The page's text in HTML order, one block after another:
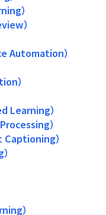
）
）
Automation）
）
Learning）
）
）
）